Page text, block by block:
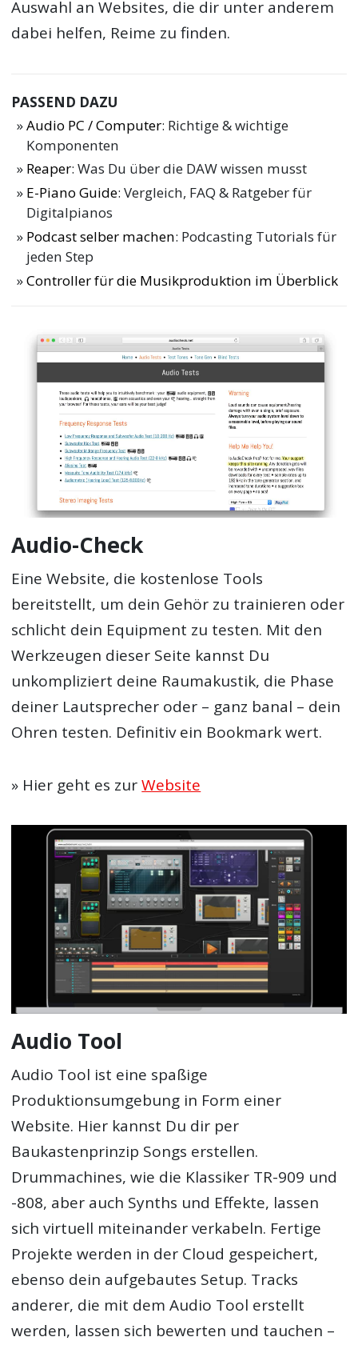
Auswahl an Websites, die dir unter anderem
dabei helfen, Reime zu finden.
PASSEND DAZU
Audio PC / Computer: Richtige & wichtige
Komponenten
Reaper: Was Du über die DAW wissen musst
E-Piano Guide: Vergleich, FAQ & Ratgeber für
Digitalpianos
Podcast selber machen: Podcasting Tutorials für
jeden Step
Controller für die Musikproduktion im Überblick
Audio-Check
Eine Website, die kostenlose Tools
bereitstellt, um dein Gehör zu trainieren oder
schlicht dein Equipment zu testen. Mit den
Werkzeugen dieser Seite kannst Du
unkompliziert deine Raumakustik, die Phase
deiner Lautsprecher oder – ganz banal – dein
Ohren testen. Definitiv ein Bookmark wert.
» Hier geht es zurWebsite
Audio Tool
Audio Tool ist eine spaßige
Produktionsumgebung in Form einer
Website. Hier kannst Du dir per
Baukastenprinzip Songs erstellen.
Drummachines, wie die Klassiker TR-909 und
-808, aber auch Synths und Effekte, lassen
sich virtuell miteinander verkabeln. Fertige
Projekte werden in der Cloud gespeichert,
ebenso dein aufgebautes Setup. Tracks
anderer, die mit dem Audio Tool erstellt
werden, lassen sich bewerten und tauchen –